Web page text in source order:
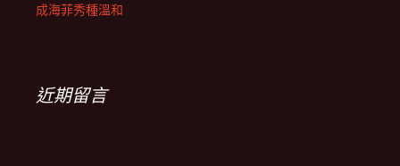
成海菲秀種溫和
近期留言